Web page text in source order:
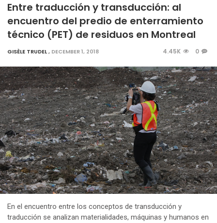
Entre traducción y transducción: al
encuentro del predio de enterramiento
técnico (PET) de residuos en Montreal
GISÈLE TRUDEL, DECEMBER 1, 2018 4.45K 0
En el encuentro entre los conceptos de transducción y
traducción se analizan materialidades, máquinas y humanos en